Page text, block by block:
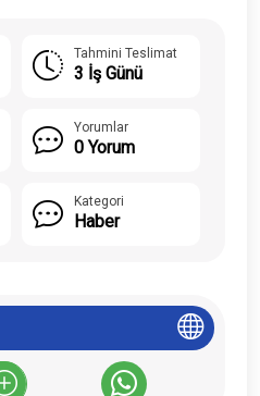
Tahmini Teslimat
3 İş Günü
Yorumlar
0 Yorum
Kategori
Haber